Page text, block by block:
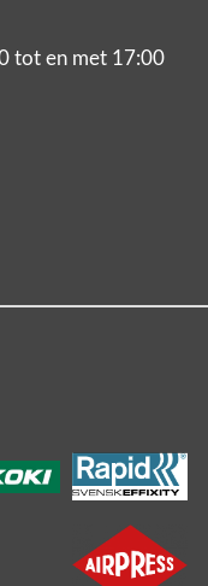
tot en met 17:00